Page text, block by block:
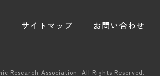
サイトマップ お問い合わせ
Research Association. All Rights Reserved.